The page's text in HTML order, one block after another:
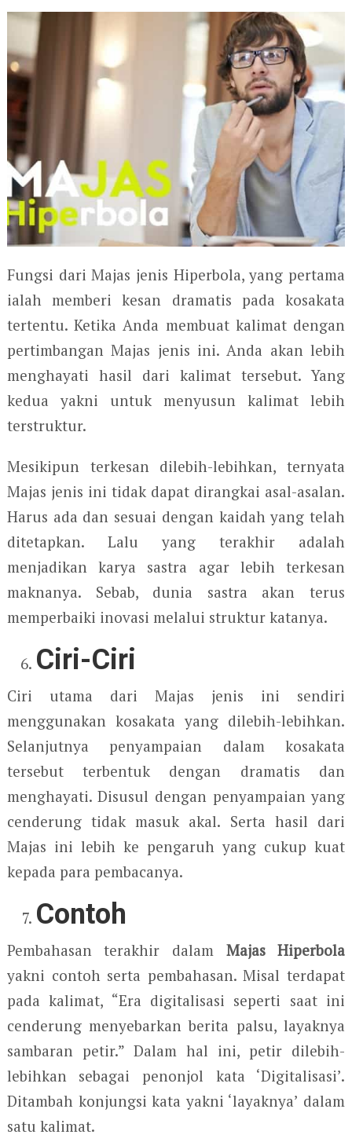
Fungsi dari Majas jenis Hiperbola, yang pertama
ialah memberi kesan dramatis pada kosakata
tertentu. Ketika Anda membuat kalimat dengan
pertimbangan Majas jenis ini. Anda akan lebih
menghayati hasil dari kalimat tersebut. Yang
kedua yakni untuk menyusun kalimat lebih
terstruktur.
Mesikipun terkesan dilebih-lebihkan, ternyata
Majas jenis ini tidak dapat dirangkai asal-asalan.
Harus ada dan sesuai dengan kaidah yang telah
ditetapkan. Lalu yang terakhir adalah
menjadikan karya sastra agar lebih terkesan
maknanya. Sebab, dunia sastra akan terus
memperbaiki inovasi melalui struktur katanya.
Ciri-Ciri
Ciri utama dari Majas jenis ini sendiri
menggunakan kosakata yang dilebih-lebihkan.
Selanjutnya penyampaian dalam kosakata
tersebut terbentuk dengan dramatis dan
menghayati. Disusul dengan penyampaian yang
cenderung tidak masuk akal. Serta hasil dari
Majas ini lebih ke pengaruh yang cukup kuat
kepada para pembacanya.
Contoh
Pembahasan terakhir dalam Majas Hiperbola
yakni contoh serta pembahasan. Misal terdapat
pada kalimat, “Era digitalisasi seperti saat ini
cenderung menyebarkan berita palsu, layaknya
sambaran petir.” Dalam hal ini, petir dilebih-
lebihkan sebagai penonjol kata ‘Digitalisasi’.
Ditambah konjungsi kata yakni ‘layaknya’ dalam
satu kalimat.